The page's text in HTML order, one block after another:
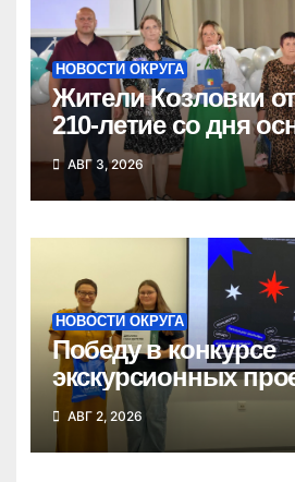
НОВОСТИ ОКРУГА
Жители Козловки
210-летие со дня
села
АВГ 3, 2026
НОВОСТИ ОКРУГА
Победу в конкурсе
экскурсионных
одержала
Татарска
АВГ 2, 2026